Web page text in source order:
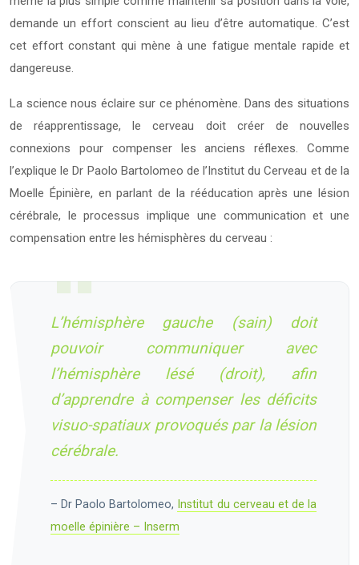
demande un effort conscient au lieu d’être automatique. C’est
cet effort constant qui mène à une fatigue mentale rapide et
dangereuse.
La science nous éclaire sur ce phénomène. Dans des situations
de réapprentissage, le cerveau doit créer de nouvelles
connexions pour compenser les anciens réflexes. Comme
l’explique le Dr Paolo Bartolomeo de l’Institut du Cerveau et de la
Moelle Épinière, en parlant de la rééducation après une lésion
cérébrale, le processus implique une communication et une
compensation entre les hémisphères du cerveau :
L’hémisphère gauche (sain) doit
pouvoir communiquer avec
l’hémisphère lésé (droit), afin
d’apprendre à compenser les déficits
visuo-spatiaux provoqués par la lésion
cérébrale.
– Dr Paolo Bartolomeo, Institut du cerveau et de la
moelle épinière – Inserm